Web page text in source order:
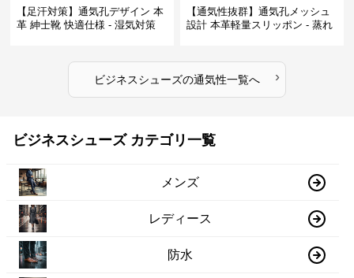
【足汗対策】通気孔デザイン 本
革 紳士靴 快適仕様 - 湿気対策
【通気性抜群】通気孔メッシュ
設計 本革軽量スリッポン - 蒸れ
ビジネスシューズの通気性一覧へ ›
ビジネスシューズ カテゴリ一覧
メンズ
レディース
防水